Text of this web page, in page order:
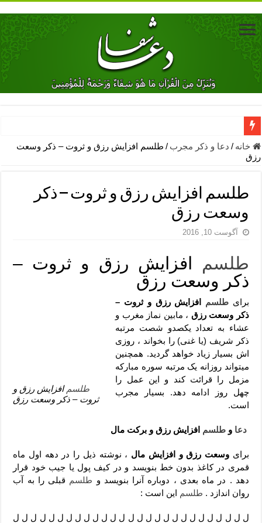
دعای جلب محبت فوری معشوق – دعای جلب محبت شوهر
دعای مشکل گشا برای رفع فقر – ذکرهای روزی‌ بخش
معجزات دعای یا من اظهر الجمیل – دعای یا من اظهر الجمیل برای
مهم ترین اذکار الهی و فضیلت آن ها – ذکر مخصوص مستجاب الدعوه
دعا برای ترس بچه ها در خواب – دعای ترس و بی خوابی کودکان
دعای رفع فقر و طلب رزق و روزی – آیه‌ جلب ثروت و برکت مال
لا حول ولا قوة الا بالله برای چشم زخم – دعای چشم زخم ماشاالله
دعای قوی رفع ترس – دعای مجرب برای آرامش قلب و رفع اضطراب
دعا برای پولدار شدن در یک روز – دعای ثروت حضرت سلیمان
خانه / دعا و ذکر مجرب / طلسم افزایش رزق و ثروت – ذکر وسعت
رزق
طلسم افزایش رزق و ثروت – ذکر
وسعت رزق
آگوست 10, 2016
طلسم
افزایش رزق و ثروت –
ذکر وسعت رزق
طلسم افزایش رزق و
ثروت – ذکر وسعت رزق
برای طلسم افزایش رزق و ثروت –
ذکر وسعت رزق ، مابین نماز مغرب و
عشاء به تعداد یکصدو شصت مرتبه
ذکر شریف (یا غنی) را بخواند ، روزی
اش بسیار زیاد خواهد گردید. همچنین
میتواند روزانه یک مرتبه سوره مبارکه
مزمل را قرائت کند و این عمل را
چهل روز ادامه دهد. بسیار مجرب
است.
دعا وطلسم افزایش رزق و برکت مال
برای وسعت رزق و افزایش مال ، نوشته ذیل را در دهه اول ماه
قمری در کاغذ بدون خط بنویسد و در کیف پول یا جیب خود قرار
دهد . در ماه بعدی ، دوباره آنرا بنویسد و طلسم قبلی را به آب
روان اندازد . طلسم این است :
ل ل ل ل ل ل ل ل ل ل ل ل ل ل ل ل ل ل ل ل ل ل ل ل ل ل ل